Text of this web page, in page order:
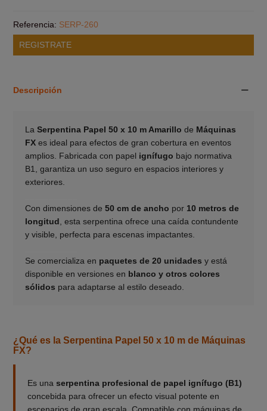
Referencia: SERP-260
REGISTRATE
Descripción
La Serpentina Papel 50 x 10 m Amarillo de Máquinas
FXes ideal para efectos de gran cobertura en eventos
amplios. Fabricada con papel ignífugo bajo normativa
B1, garantiza un uso seguro en espacios interiores y
exteriores.
Con dimensiones de 50 cm de ancho por 10 metros de
longitud , esta serpentina ofrece una caída contundente
y visible, perfecta para escenas impactantes.
Se comercializa en paquetes de 20 unidades y está
disponible en versiones en blanco y otros colores
sólidos para adaptarse al estilo deseado.
¿Qué es la Serpentina Papel 50 x 10 m de Máquinas
FX?
Es una serpentina profesional de papel ignífugo (B1)
concebida para ofrecer un efecto visual potente en